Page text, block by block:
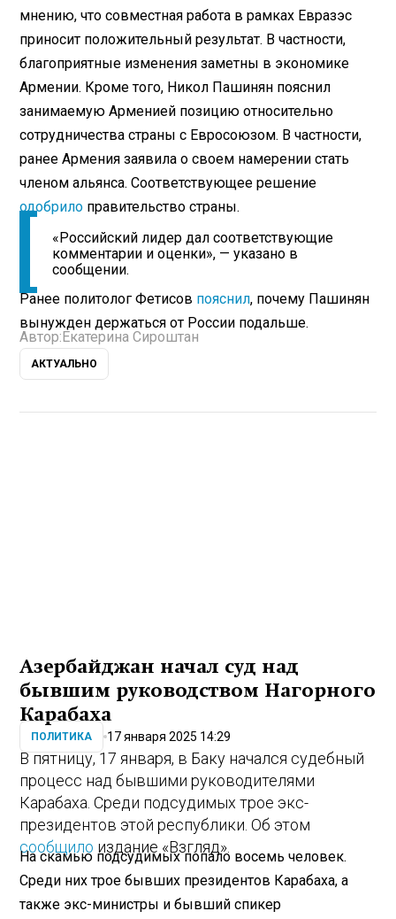
мнению, что совместная работа в рамках Евразэс
приносит положительный результат. В частности,
благоприятные изменения заметны в экономике
Армении. Кроме того, Никол Пашинян пояснил
занимаемую Арменией позицию относительно
сотрудничества страны с Евросоюзом. В частности,
ранее Армения заявила о своем намерении стать
членом альянса. Соответствующее решение
одобрило правительство страны.
«Российский лидер дал соответствующие
комментарии и оценки», — указано в
сообщении.
Ранее политолог Фетисов пояснил, почему Пашинян
вынужден держаться от России подальше.
Автор: Екатерина Сироштан
АКТУАЛЬНО
Азербайджан начал суд над
бывшим руководством Нагорного
Карабаха
ПОЛИТИКА 17 января 2025 14:29
В пятницу, 17 января, в Баку начался судебный
процесс над бывшими руководителями
Карабаха. Среди подсудимых трое экс-
президентов этой республики. Об этом
сообщило издание «Взгляд».
На скамью подсудимых попало восемь человек.
Среди них трое бывших президентов Карабаха, а
также экс-министры и бывший спикер